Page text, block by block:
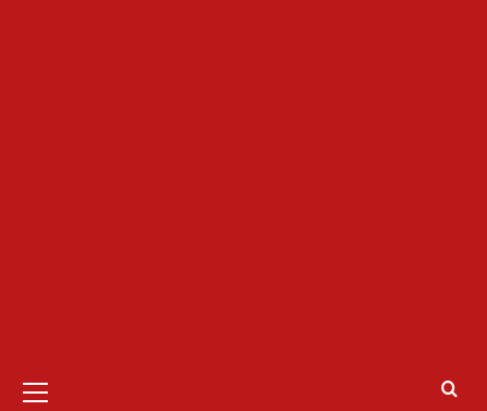
primario